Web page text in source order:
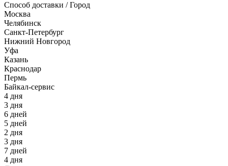
Способ доставки / Город
Москва
Челябинск
Санкт-Петербург
Нижний Новгород
Уфа
Казань
Краснодар
Пермь
Байкал-сервис
4 дня
3 дня
6 дней
5 дней
2 дня
3 дня
7 дней
4 дня